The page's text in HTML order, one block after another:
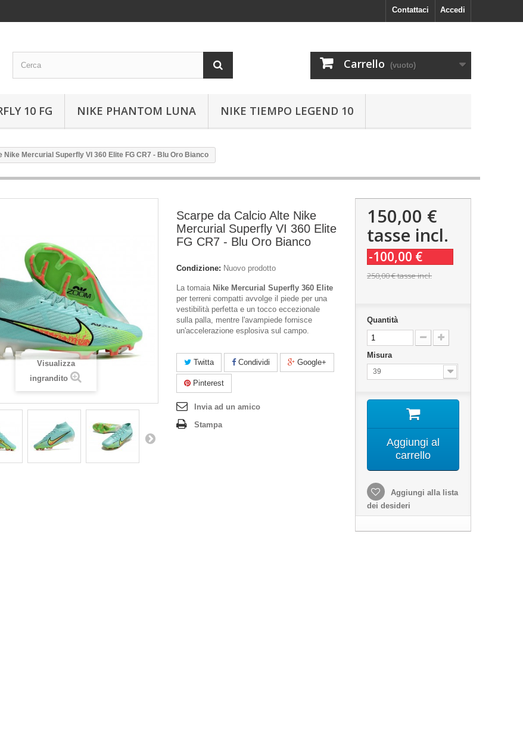
Accedi
Contattaci
Carrello (vuoto)
10 FG NIKE PHANTOM LUNA NIKE TIEMPO LEGEND 10
Nike Mercurial Superfly VI 360 Elite FG CR7 - Blu Oro Bianco
Visualizza
ingrandito
Scarpe da Calcio Alte Nike
Mercurial Superfly VI 360 Elite
FG CR7 - Blu Oro Bianco
Condizione: Nuovo prodotto
La tomaia Nike Mercurial Superfly 360 Elite
per terreni compatti avvolge il piede per una
vestibilità perfetta e un tocco eccezionale
sulla palla, mentre l'avampiede fornisce
un'accelerazione esplosiva sul campo.
Twitta Condividi Google+
Pinterest
Invia ad un amico
Stampa
150,00 €
tasse incl.
-100,00 €
250,00 €tasse incl.
Quantità
Misura
39
Aggiungi al
carrello
Aggiungi alla lista
dei desideri